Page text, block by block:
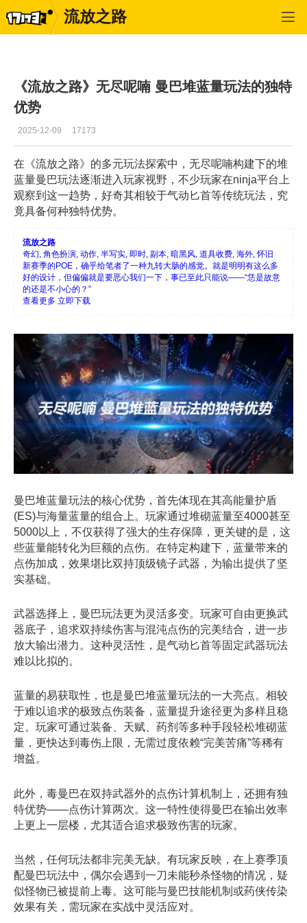
流放之路
流放之路 > 游戏新闻
《流放之路》无尽呢喃 曼巴堆蓝量玩法的独特
优势
2025-12-09 17173
在《流放之路》的多元玩法探索中，无尽呢喃构建下的堆
蓝量曼巴玩法逐渐进入玩家视野，不少玩家在ninja平台上
观察到这一趋势，好奇其相较于气动匕首等传统玩法，究
竟具备何种独特优势。
流放之路
奇幻, 角色扮演, 动作, 半写实, 即时, 副本, 暗黑风, 道具收费, 海外, 怀旧
新赛季的POE，确乎给笔者了一种九转大肠的感觉。就是明明有这么多
好的设计，但偏偏就是要恶心我们一下，事已至此只能说——“恁是故意
的还是不小心的？”
查看更多 立即下载
曼巴堆蓝量玩法的核心优势，首先体现在其高能量护盾
(ES)与海量蓝量的组合上。玩家通过堆砌蓝量至4000甚至
5000以上，不仅获得了强大的生存保障，更关键的是，这
些蓝量能转化为巨额的点伤。在特定构建下，蓝量带来的
点伤加成，效果堪比双持顶级镜子武器，为输出提供了坚
实基础。
武器选择上，曼巴玩法更为灵活多变。玩家可自由更换武
器底子，追求双持续伤害与混沌点伤的完美结合，进一步
放大输出潜力。这种灵活性，是气动匕首等固定武器玩法
难以比拟的。
蓝量的易获取性，也是曼巴堆蓝量玩法的一大亮点。相较
于难以追求的极致点伤装备，蓝量提升途径更为多样且稳
定。玩家可通过装备、天赋、药剂等多种手段轻松堆砌蓝
量，更快达到毒伤上限，无需过度依赖“完美苦痛”等稀有
增益。
此外，毒曼巴在双持武器外的点伤计算机制上，还拥有独
特优势——点伤计算两次。这一特性使得曼巴在输出效率
上更上一层楼，尤其适合追求极致伤害的玩家。
当然，任何玩法都非完美无缺。有玩家反映，在上赛季顶
配曼巴玩法中，偶尔会遇到一刀未能秒杀怪物的情况，疑
似怪物已被提前上毒。这可能与曼巴技能机制或药侠传染
效果有关，需玩家在实战中灵活应对。